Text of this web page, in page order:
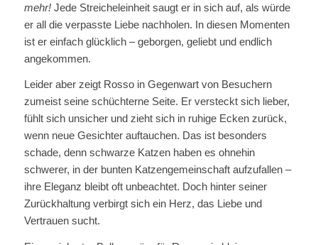
mehr!Jede Streicheleinheit saugt er in sich auf, als würde
er all die verpasste Liebe nachholen. In diesen Momenten
ist er einfach glücklich – geborgen, geliebt und endlich
angekommen.
Leider aber zeigt Rosso in Gegenwart von Besuchern
zumeist seine schüchterne Seite. Er versteckt sich lieber,
fühlt sich unsicher und zieht sich in ruhige Ecken zurück,
wenn neue Gesichter auftauchen. Das ist besonders
schade, denn schwarze Katzen haben es ohnehin
schwerer, in der bunten Katzengemeinschaft aufzufallen –
ihre Eleganz bleibt oft unbeachtet. Doch hinter seiner
Zurückhaltung verbirgt sich ein Herz, das Liebe und
Vertrauen sucht.